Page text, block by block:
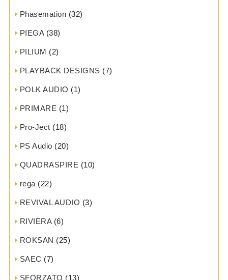
Phasemation (32)
PIEGA(38)
PILIUM (2)
PLAYBACK DESIGNS (7)
POLK AUDIO (1)
PRIMARE (1)
Pro-Ject (18)
PS Audio (20)
QUADRASPIRE (10)
rega (22)
REVIVAL AUDIO (3)
RIVIERA(6)
ROKSAN (25)
SAEC (7)
SFORZATO (13)